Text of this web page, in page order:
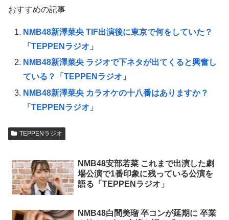
おすすめの記事
NMB48新澤菜央 TIF出演後に東京で何をしていた？
「TEPPENラジオ」
NMB48新澤菜央 ラジオで下ネタが出てくると興奮し
ている？「TEPPENラジオ」
NMB48新澤菜央 カラオケの十八番はありますか？
「TEPPENラジオ」
TEPPENラジオ
NMB48安部若菜 これまで出演した劇
場公演で1番印象に残っている公演を
語る「TEPPENラジオ」
NMB48白間美瑠 卒コンが延期に 卒業